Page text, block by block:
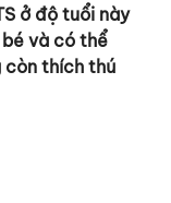
ở độ tuổi này
và có thể
còn thích thú